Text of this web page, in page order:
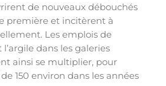
de nouveaux débouchés
première et incitèrent à
Les emplois de
dans les galeries
ainsi se multiplier, pour
150 environ dans les années